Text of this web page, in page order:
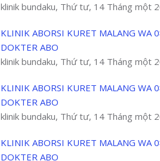
klinik bundaku, Thứ tư, 14 Tháng một
KLINIK ABORSI KURET MALANG
DOKTER ABO
klinik bundaku, Thứ tư, 14 Tháng một
KLINIK ABORSI KURET MALANG
DOKTER ABO
klinik bundaku, Thứ tư, 14 Tháng một
KLINIK ABORSI KURET MALANG
DOKTER ABO